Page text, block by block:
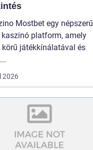
Mostbet egy népszerű
platform, amely
körű játékkínálatával és
2026